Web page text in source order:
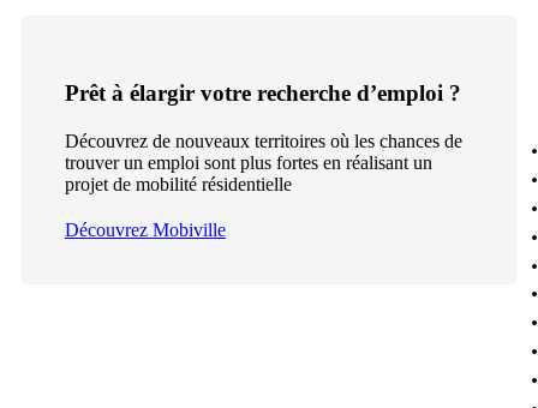
Prêt à élargir votre recherche d’emploi ?
Découvrez de nouveaux territoires où les chances de
trouver un emploi sont plus fortes en réalisant un
projet de mobilité résidentielle
Découvrez Mobiville